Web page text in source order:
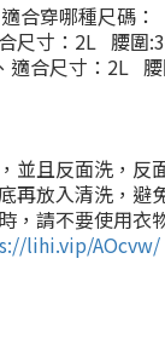
合穿哪種尺碼：
尺寸： 2L 腰圍
、適合尺寸： 2L
並且反面洗，反
再放入清洗，避
，請不要使用衣
lihi.vip/AOcvw/